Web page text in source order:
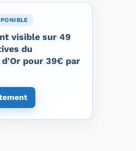
visible sur 49
du
pour 39€ par